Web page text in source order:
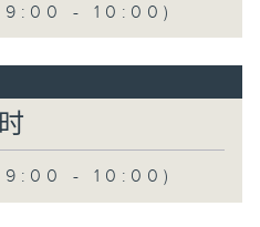
- 10:00)
- 10:00)